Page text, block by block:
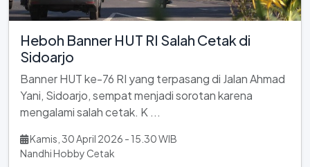
Heboh Banner HUT RI Salah Cetak di
Sidoarjo
Banner HUT ke-76 RI yang terpasang di Jalan Ahmad
Yani, Sidoarjo, sempat menjadi sorotan karena
mengalami salah cetak. K ...
Kamis, 30 April 2026 - 15.30 WIB
Nandhi Hobby Cetak